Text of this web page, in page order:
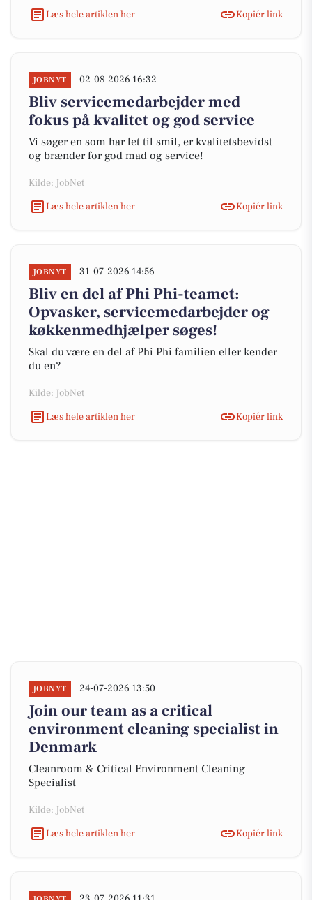
Læs hele artiklen her
Kopiér link
JOBNYT 02-08-2026 16:32
Bliv servicemedarbejder med
fokus på kvalitet og god service
Vi søger en som har let til smil, er kvalitetsbevidst
og brænder for god mad og service!
Kilde: JobNet
Læs hele artiklen her
Kopiér link
JOBNYT 31-07-2026 14:56
Bliv en del af Phi Phi-teamet:
Opvasker, servicemedarbejder og
køkkenmedhjælper søges!
Skal du være en del af Phi Phi familien eller kender
du en?
Kilde: JobNet
Læs hele artiklen her
Kopiér link
JOBNYT 24-07-2026 13:50
Join our team as a critical
environment cleaning specialist in
Denmark
Cleanroom & Critical Environment Cleaning
Specialist
Kilde: JobNet
Læs hele artiklen her
Kopiér link